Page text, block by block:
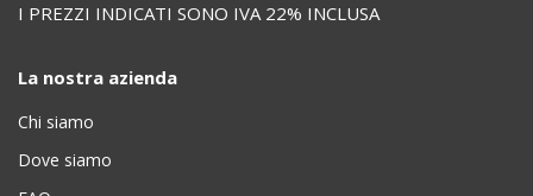
I PREZZI INDICATI SONO IVA 22% INCLUSA
La nostra azienda
Chi siamo
Dove siamo